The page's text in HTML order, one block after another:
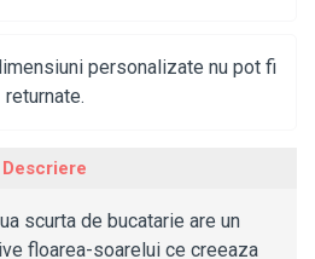
personalizate nu pot fi
returnate.
Descriere
scurta de bucatarie are un
floarea-soarelui ce creeaza